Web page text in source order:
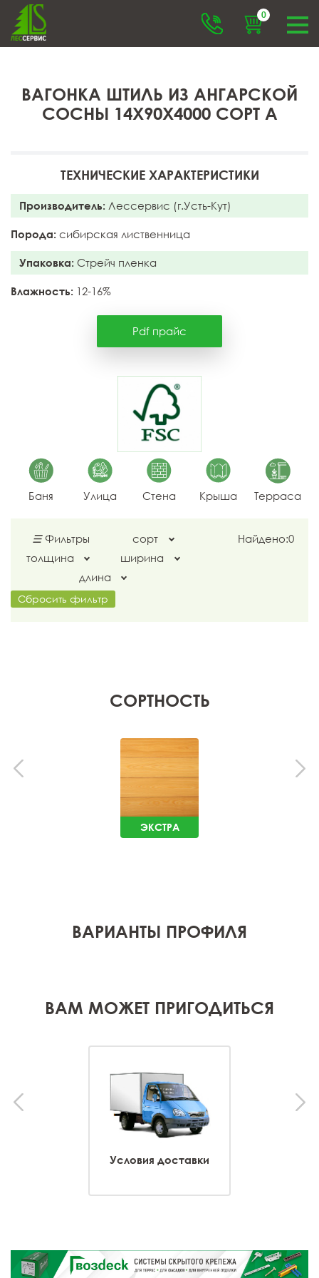
0
ВАГОНКА ШТИЛЬ ИЗ АНГАРСКОЙ
СОСНЫ 14X90X4000 СОРТ А
ТЕХНИЧЕСКИЕ ХАРАКТЕРИСТИКИ
Производитель: Лессервис (г.Усть-Кут)
Порода: сибирская лиственница
Упаковка: Стрейч пленка
Влажность: 12-16%
Pdf прайс
Баня Улица Стена Крыша Терраса
☰ Фильтры
сорт
толщина
ширина
длина
Найдено:0
Сбросить фильтр
СОРТНОСТЬ
ЭКСТРА
ВАРИАНТЫ ПРОФИЛЯ
ВАМ МОЖЕТ ПРИГОДИТЬСЯ
Условия доставки